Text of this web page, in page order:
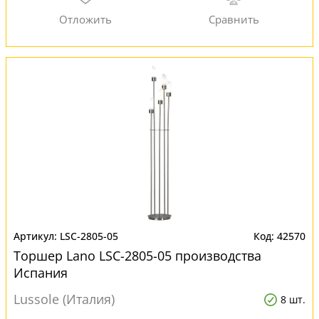
LSC-2805-05 42570
Торшер Lano LSC-2805-05 производства
Испания
Lussole (Италия)
8 шт.